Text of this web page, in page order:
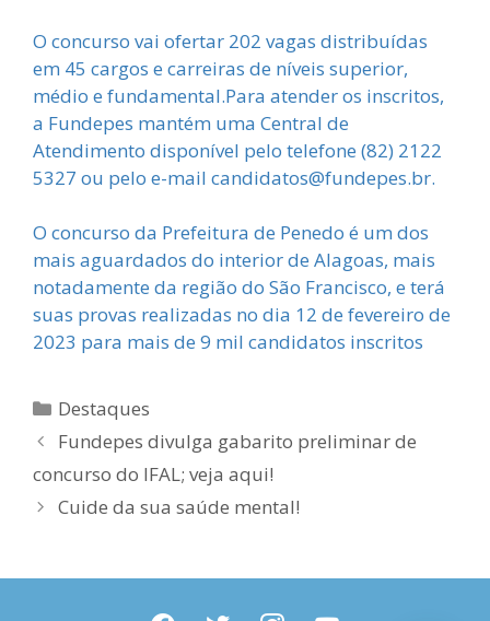
O concurso vai ofertar 202 vagas distribuídas
em 45 cargos e carreiras de níveis superior,
médio e fundamental.Para atender os inscritos,
a Fundepes mantém uma Central de
Atendimento disponível pelo telefone (82) 2122
5327 ou pelo e-mail candidatos@fundepes.br.
O concurso da Prefeitura de Penedo é um dos
mais aguardados do interior de Alagoas, mais
notadamente da região do São Francisco, e terá
suas provas realizadas no dia 12 de fevereiro de
2023 para mais de 9 mil candidatos inscritos
Categorias
Destaques
Fundepes divulga gabarito preliminar de
concurso do IFAL; veja aqui!
Cuide da sua saúde mental!
facebooktwitter instagramyoutube